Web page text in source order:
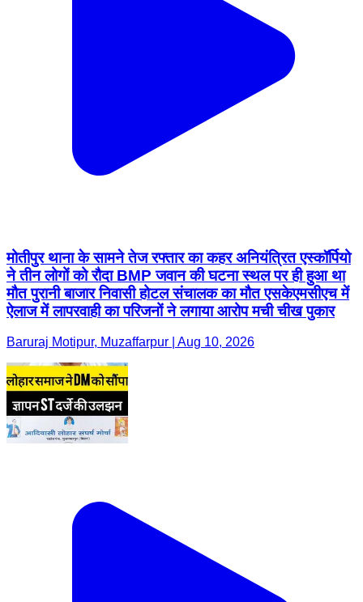
मोतीपुर थाना के सामने तेज रफ्तार का कहर अनियंत्रित एस्कॉर्पियो
ने तीन लोगों को रौदा BMP जवान की घटना स्थल पर ही हुआ था
मौत पुरानी बाजार निवासी होटल संचालक का मौत एसकेएमसीएच में
ऐलाज में लापरवाही का परिजनों ने लगाया आरोप मची चीख पुकार
Baruraj Motipur, Muzaffarpur | Aug 10, 2026